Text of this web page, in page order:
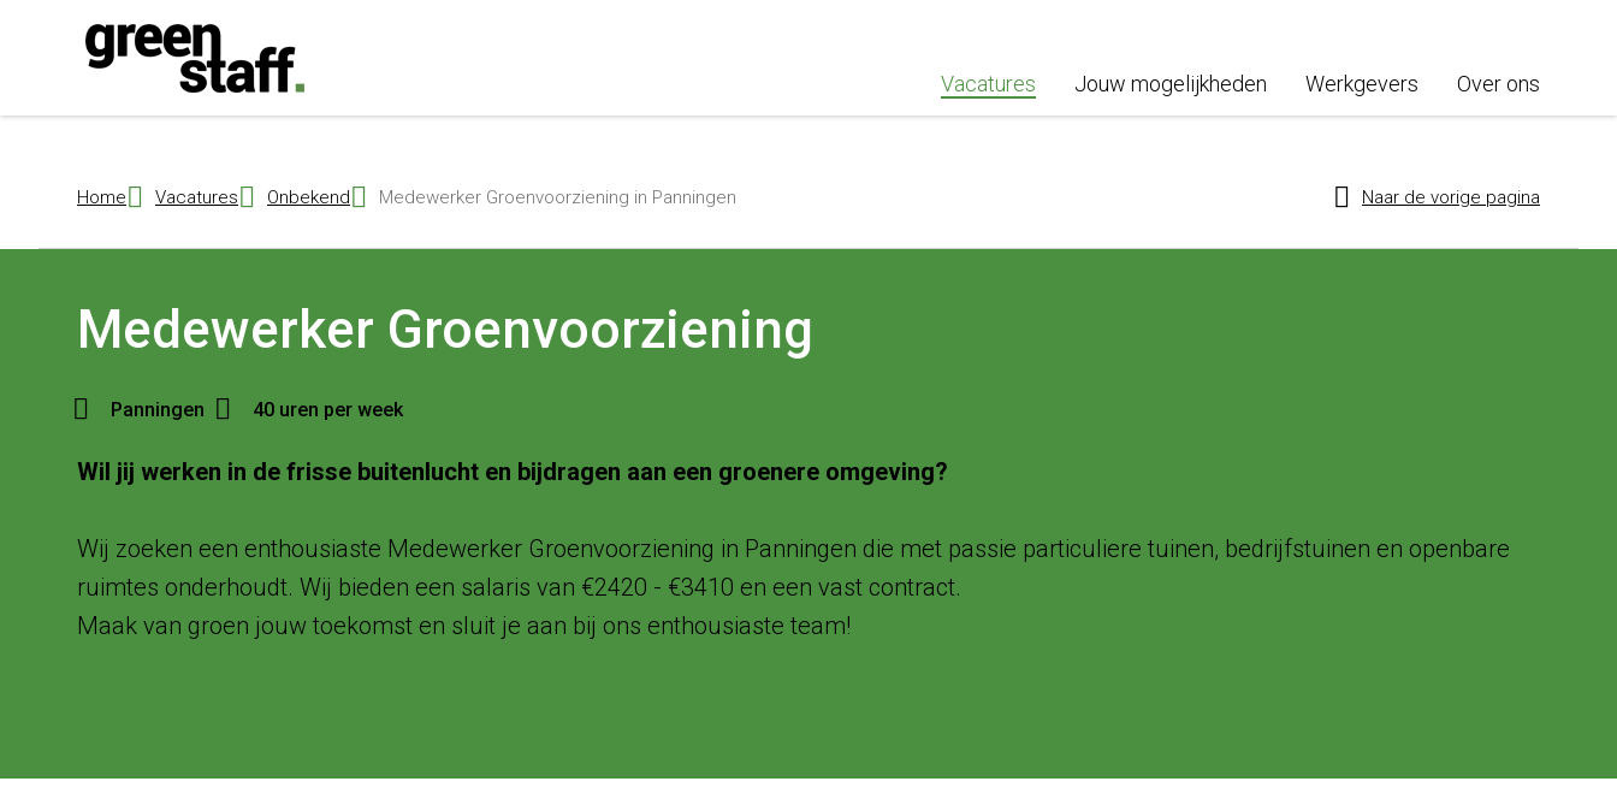
Vacatures Jouw mogelijkheden Werkgevers Over ons
Home Vacatures Onbekend Medewerker Groenvoorziening in Panningen Naar de vorige pagina
Medewerker Groenvoorziening
Panningen 40 uren per week
Wil jij werken in de frisse buitenlucht en bijdragen aan een groenere omgeving?
Wij zoeken een enthousiaste Medewerker Groenvoorziening in Panningen die met passie particuliere tuinen, bedrijfstuinen en openbare
ruimtes onderhoudt. Wij bieden een salaris van €2420 - €3410 en een vast contract.
Maak van groen jouw toekomst en sluit je aan bij ons enthousiaste team!